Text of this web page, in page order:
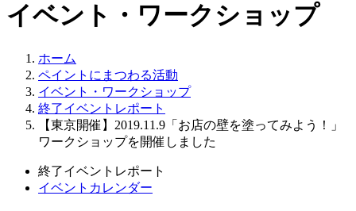
イベント・ワークショップ
ホーム
ペイントにまつわる活動
イベント・ワークショップ
終了イベントレポート
【東京開催】2019.11.9「お店の壁を塗ってみよう！」
ワークショップを開催しました
終了イベントレポート
イベントカレンダー